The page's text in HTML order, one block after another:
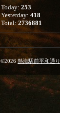
Today: 253
Yesterday: 418
Total:2736881
©2026 熱海駅前平和通り